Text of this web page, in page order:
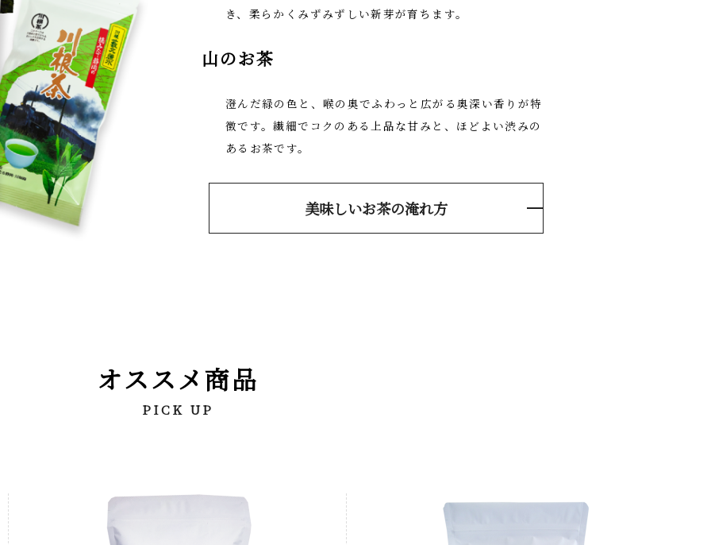
き、柔らかくみずみずしい新芽が育ちます。
山のお茶
澄んだ緑の色と、喉の奥でふわっと広がる奥深い香りが特
徴です。繊細でコクのある上品な甘みと、ほどよい渋みの
あるお茶です。
美味しいお茶の淹れ方
オススメ商品
PICK UP